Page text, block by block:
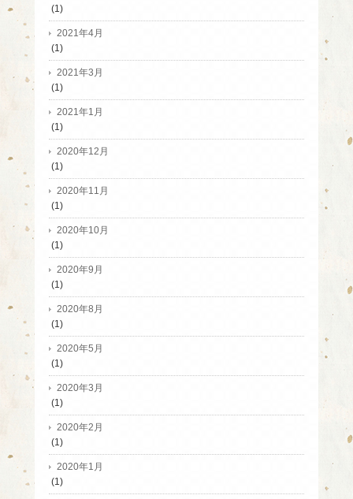
(1)
2021年4月
(1)
2021年3月
(1)
2021年1月
(1)
2020年12月
(1)
2020年11月
(1)
2020年10月
(1)
2020年9月
(1)
2020年8月
(1)
2020年5月
(1)
2020年3月
(1)
2020年2月
(1)
2020年1月
(1)